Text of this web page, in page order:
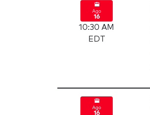
Ago
16
10:30 AM
EDT
Ago
16